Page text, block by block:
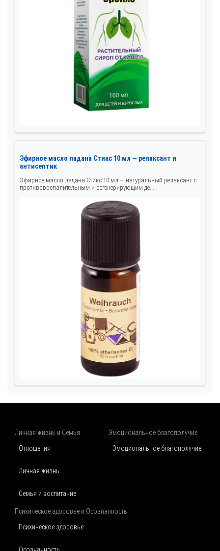
Эфирное масло ладана Стикс 10 мл — релаксант и
антисептик
Эфирное масло ладана Стикс 10 мл — натуральный релаксант с
противовоспалительным и регенерирующим де...
Личная жизнь и Семья
Отношения
Личная жизнь
Семья и воспитание
Эмоциональное благополучие
Эмоциональное благополучие
Психическое здоровье и Осознанность
Психическое здоровье